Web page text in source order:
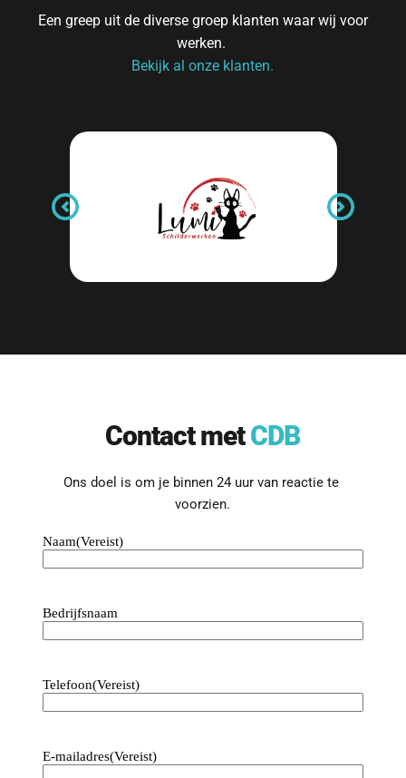
Een greep uit de diverse groep klanten waar wij voor
werken.
Bekijk al onze klanten.
Contact met CDB
Ons doel is om je binnen 24 uur van reactie te
voorzien.
Naam(Vereist)
Bedrijfsnaam
Telefoon(Vereist)
E-mailadres(Vereist)